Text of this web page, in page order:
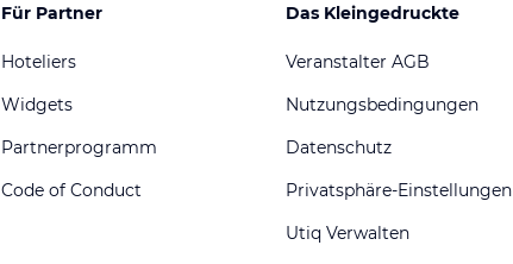
Für Partner
Hoteliers
Widgets
Partnerprogramm
Code of Conduct
Das Kleingedruckte
Veranstalter AGB
Nutzungsbedingungen
Datenschutz
Privatsphäre-Einstellungen
Utiq Verwalten